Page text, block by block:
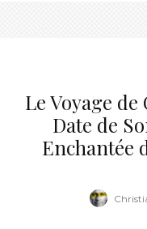
Le Voyage
Date de
Enchantée